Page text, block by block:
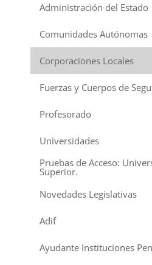
Administración del Estado
Comunidades Autónomas
Corporaciones Locales
Fuerzas y Cuerpos de
Profesorado
Universidades
Pruebas de Acceso:
Superior.
Novedades Legislativas
Adif
Ayudante Instituciones